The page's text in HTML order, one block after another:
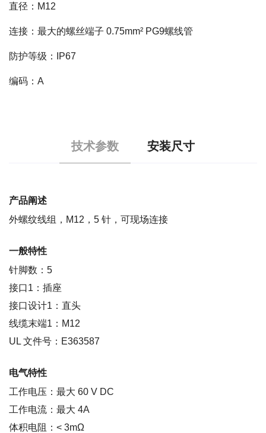
直径：M12
连接：最大的螺丝端子 0.75mm² PG9螺线管
防护等级：IP67
编码：A
技术参数 安装尺寸
产品阐述
外螺纹线组，M12，5 针，可现场连接
一般特性
针脚数：5
接口1：插座
接口设计1：直头
线缆末端1：M12
UL 文件号：E363587
电气特性
工作电压：最大 60 V DC
工作电流：最大 4A
体积电阻：< 3mΩ